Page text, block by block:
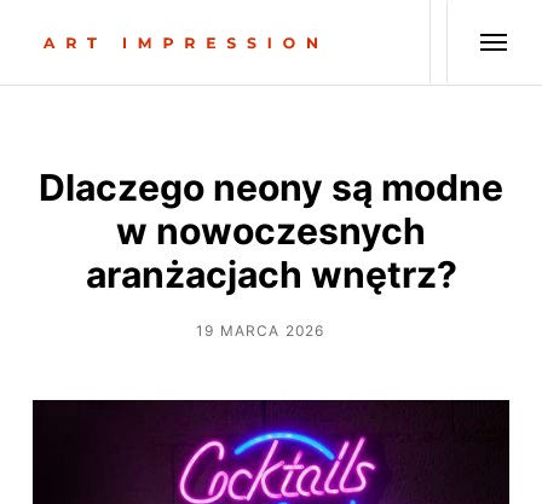
Dlaczego neony są modne
w nowoczesnych
aranżacjach wnętrz?
19 MARCA 2026